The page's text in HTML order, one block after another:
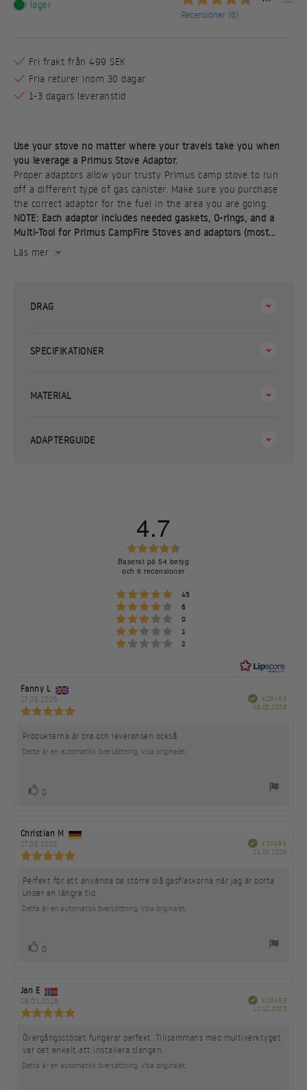
I lager
Recensioner (6)
Fri frakt från 499 SEK
Fria returer inom 30 dagar
1-3 dagars leveranstid
Use your stove no matter where your travels take you when
you leverage a Primus Stove Adaptor.
Proper adaptors allow your trusty Primus camp stove to run
off a different type of gas canister. Make sure you purchase
the correct adaptor for the fuel in the area you are going.
NOTE: Each adaptor includes needed gaskets, O-rings, and a
Multi-Tool for Primus CampFire Stoves and adaptors (most...
Läs mer
DRAG
SPECIFIKATIONER
MATERIAL
ADAPTERGUIDE
Betyg: 5 utav 5 stjärnor
45
Betyg: 4 utav 5 stjärnor
6
Betyg: 3 utav 5 stjärnor
0
Betyg: 2 utav 5 stjärnor
1
Betyg: 1 utav 5 stjärnor
2
4.7
4.7
utav
stjärnor
Baserat på 54 betyg
och 6 recensioner
Recensionsförfattare:
Fanny L
17.06.2026
5
stjärnor
BekräftadKÖPARE
06.05.2026
Recensionstext:
Produkterna är bra och leveransen också
Detta är en automatisk översättning. Visa originalet.
Rösta
0
Recensionsförfattare:
Christian M
17.06.2026
5
stjärnor
BekräftadKÖPARE
21.05.2026
Recensionstext:
Perfekt för att använda de större blå gasflaskorna när jag är borta
under en längre tid.
Detta är en automatisk översättning. Visa originalet.
Rösta
0
Recensionsförfattare:
Jan E
09.01.2026
utav
5
stjärnor
BekräftadKÖPARE
10.12.2025
Recensionstext:
Övergångsstödet fungerar perfekt. Tillsammans med multiverktyget
var det enkelt att installera slangen.
Detta är en automatisk översättning. Visa originalet.